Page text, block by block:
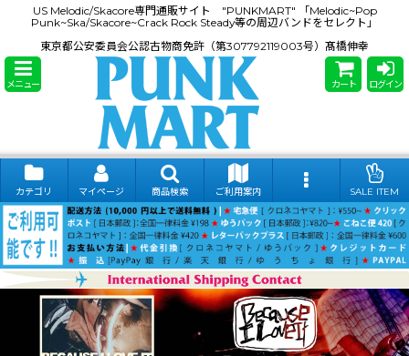
US Melodic/Skacore専門通販サイト "PUNKMART" 「Melodic~Pop
Punk~Ska/Skacore~Crack Rock Steady等の周辺バンドをセレクト」
東京都公安委員会公認古物商免許（第307792119003号）髙橋伸幸
メニュー カート ログイン
カテゴリ マイページ 商品検索 ご利用案内 SALE ITEM